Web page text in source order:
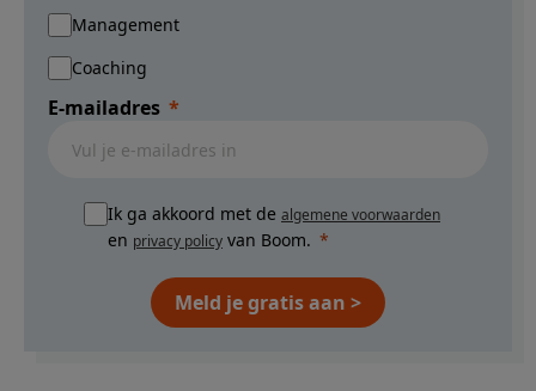
Management
Coaching
E-mailadres
Ik ga akkoord met de algemene voorwaarden
en privacy policy van Boom.
Meld je gratis aan >